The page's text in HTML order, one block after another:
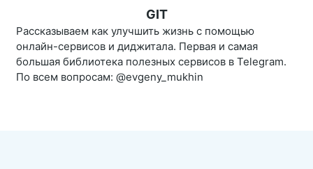
GIT
Рассказываем как улучшить жизнь с помощью
онлайн-сервисов и диджитала. Первая и самая
большая библиотека полезных сервисов в Telegram.
По всем вопросам: @evgeny_mukhin